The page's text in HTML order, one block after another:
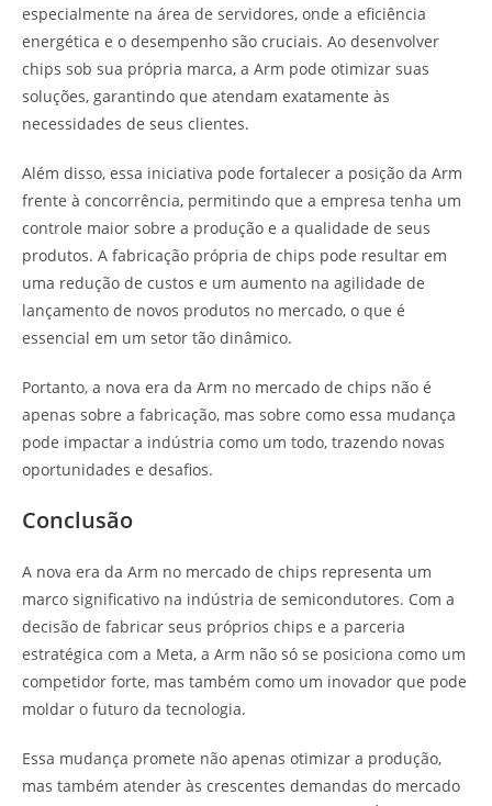
especialmente na área de servidores, onde a eficiência
energética e o desempenho são cruciais. Ao desenvolver
chips sob sua própria marca, a Arm pode otimizar suas
soluções, garantindo que atendam exatamente às
necessidades de seus clientes.
Além disso, essa iniciativa pode fortalecer a posição da Arm
frente à concorrência, permitindo que a empresa tenha um
controle maior sobre a produção e a qualidade de seus
produtos. A fabricação própria de chips pode resultar em
uma redução de custos e um aumento na agilidade de
lançamento de novos produtos no mercado, o que é
essencial em um setor tão dinâmico.
Portanto, a nova era da Arm no mercado de chips não é
apenas sobre a fabricação, mas sobre como essa mudança
pode impactar a indústria como um todo, trazendo novas
oportunidades e desafios.
Conclusão
A nova era da Arm no mercado de chips representa um
marco significativo na indústria de semicondutores. Com a
decisão de fabricar seus próprios chips e a parceria
estratégica com a Meta, a Arm não só se posiciona como um
competidor forte, mas também como um inovador que pode
moldar o futuro da tecnologia.
Essa mudança promete não apenas otimizar a produção,
mas também atender às crescentes demandas do mercado